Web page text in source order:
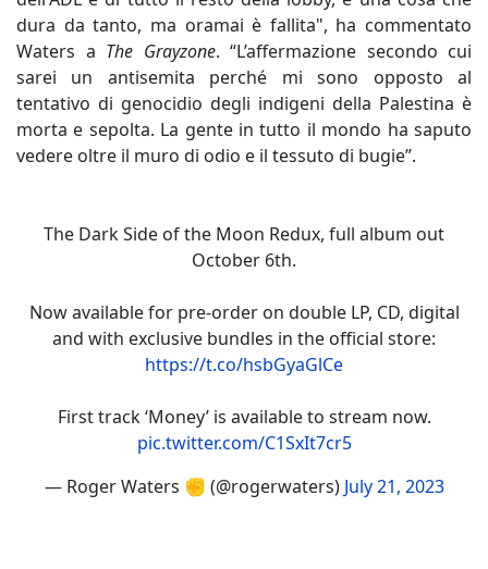
dura da tanto, ma oramai è fallita", ha commentato
Waters a The Grayzone. “L’affermazione secondo cui
sarei un antisemita perché mi sono opposto al
tentativo di genocidio degli indigeni della Palestina è
morta e sepolta. La gente in tutto il mondo ha saputo
vedere oltre il muro di odio e il tessuto di bugie”.
The Dark Side of the Moon Redux, full album out
October 6th.
Now available for pre-order on double LP, CD, digital
and with exclusive bundles in the official store:
https://t.co/hsbGyaGlCe
First track ‘Money’ is available to stream now.
pic.twitter.com/C1SxIt7cr5
— Roger Waters ✊ (@rogerwaters) July 21, 2023